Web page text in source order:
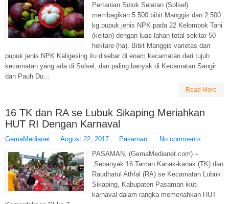
Pertanian Solok Selatan (Solsel)
membagikan 5.500 bibit Manggis dan 2.500
kg pupuk jenis NPK pada 22 Kelompok Tani
(keltan) dengan luas lahan total sekitar 50
hektare (ha). Bibit Manggis varietas dan
pupuk jenis NPK Kaligesing itu disebar di enam kecamatan dari tujuh
kecamatan yang ada di Solsel, dan paling banyak di Kecamatan Sangir
dan Pauh Du...
Read More
16 TK dan RA se Lubuk Sikaping Meriahkan
HUT RI Dengan Karnaval
GemaMedianet August 22, 2017 Pasaman
No comments
PASAMAN, (GemaMedianet.com) –
Sebanyak 16 Taman Kanak-kanak (TK) dan
Raudhatul Athfal (RA) se Kecamatan Lubuk
Sikaping, Kabupaten Pasaman ikuti
karnaval dalam rangka memeriahkan HUT